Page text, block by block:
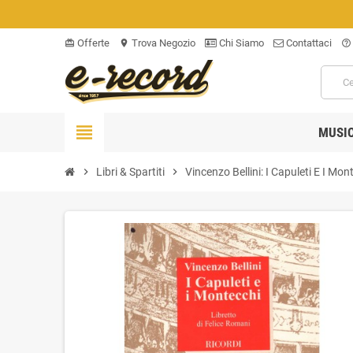
card_giftcard Offerte location_on Trova Negozio Chi Siamo Contattaci help_outline
view_headline
chevron_right Libri & Spartiti chevron_right Vincenzo Bellini: I Capuleti E I